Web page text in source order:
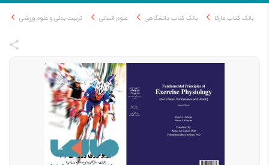
بانک کتاب مارکا بانک کتاب دانشگاهی علوم انسانی تربیت بدنی و علوم ورزشی